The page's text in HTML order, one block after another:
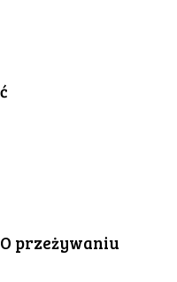
przeżywaniu